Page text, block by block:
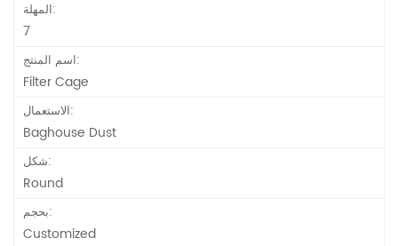
المهلة:
7
اسم المنتج:
Filter Cage
الاستعمال:
Baghouse Dust
شكل:
Round
بحجم:
Customized